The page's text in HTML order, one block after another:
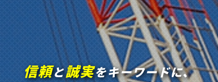
信頼と誠実をキーワードに、